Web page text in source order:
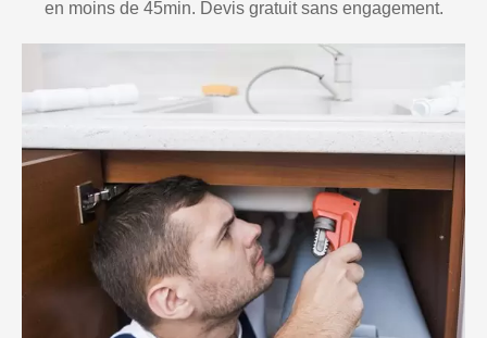
en moins de 45min. Devis gratuit sans engagement.